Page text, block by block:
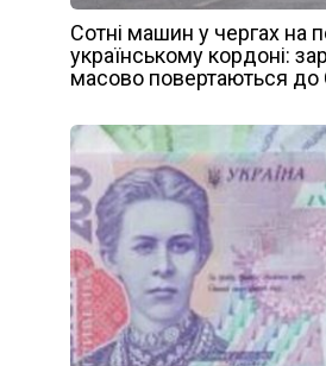
Сотні машин у чергах на
українському кордоні:
масово повертаються до